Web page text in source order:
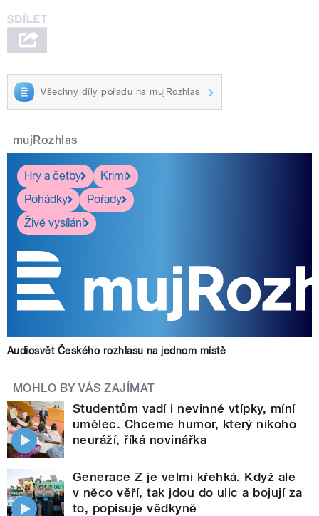
Všechny díly pořadu na mujRozhlas
mujRozhlas
Hry a četby
Krimi
Pohádky
Pořady
Živé vysílání
Audiosvět Českého rozhlasu na jednom místě
MOHLO BY VÁS ZAJÍMAT
Studentům vadí i nevinné vtípky, míní
umělec. Chceme humor, který nikoho
neuráží, říká novinářka
Generace Z je velmi křehká. Když ale
v něco věří, tak jdou do ulic a bojují za
to, popisuje vědkyně